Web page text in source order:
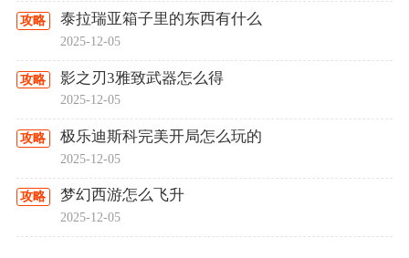
攻略 泰拉瑞亚箱子里的东西有什么
2025-12-05
攻略 影之刃3雅致武器怎么得
2025-12-05
攻略 极乐迪斯科完美开局怎么玩的
2025-12-05
攻略 梦幻西游怎么飞升
2025-12-05